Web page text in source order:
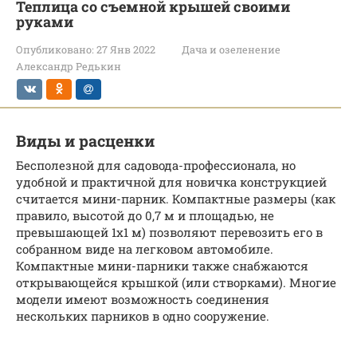
Теплица со съемной крышей своими
руками
Опубликовано: 27 Янв 2022
Дача и озеленение
Александр Редькин
Виды и расценки
Бесполезной для садовода-профессионала, но
удобной и практичной для новичка конструкцией
считается мини-парник. Компактные размеры (как
правило, высотой до 0,7 м и площадью, не
превышающей 1х1 м) позволяют перевозить его в
собранном виде на легковом автомобиле.
Компактные мини-парники также снабжаются
открывающейся крышкой (или створками). Многие
модели имеют возможность соединения
нескольких парников в одно сооружение.